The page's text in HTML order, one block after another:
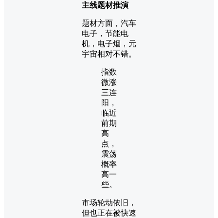
主线题材推演
题材方面，汽车
电子，节能电
机，电子烟，元
宇宙相对不错。
指数
微涨
三连
阳，
临近
前期
高
点，
震荡
概率
高一
些。
市场轮动依旧，
但也正在被快速